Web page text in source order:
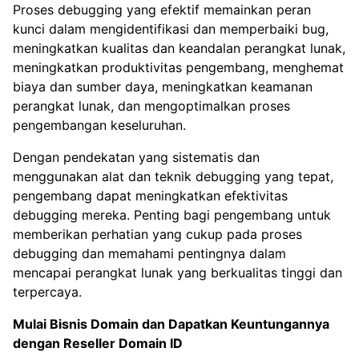
Proses debugging yang efektif memainkan peran
kunci dalam mengidentifikasi dan memperbaiki bug,
meningkatkan kualitas dan keandalan perangkat lunak,
meningkatkan produktivitas pengembang, menghemat
biaya dan sumber daya, meningkatkan keamanan
perangkat lunak, dan mengoptimalkan proses
pengembangan keseluruhan.
Dengan pendekatan yang sistematis dan
menggunakan alat dan teknik debugging yang tepat,
pengembang dapat meningkatkan efektivitas
debugging mereka. Penting bagi pengembang untuk
memberikan perhatian yang cukup pada proses
debugging dan memahami pentingnya dalam
mencapai perangkat lunak yang berkualitas tinggi dan
terpercaya.
Mulai Bisnis Domain dan Dapatkan Keuntungannya
dengan Reseller Domain ID